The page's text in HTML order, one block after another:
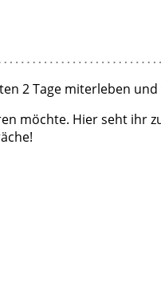
2 Tage miterleben
möchte. Hier seht ihr